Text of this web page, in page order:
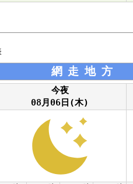
網走地方
今夜
08月06日(木)